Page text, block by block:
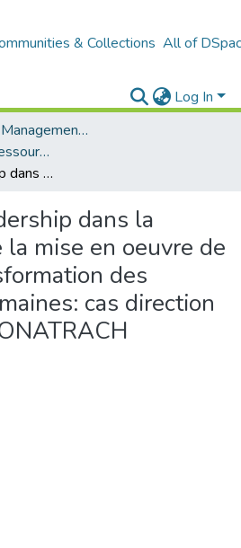
& Collections All of
Log In
Département Management et Entrepreneuriat
Management des Ressources Humaines (MRH)
Le rôle de leadership dans la préparation de la mise en oeuvre de projet de transformation des ressources humaines: cas direction générale de SONATRACH
dans la
la mise en oeuvre de
des
cas direction